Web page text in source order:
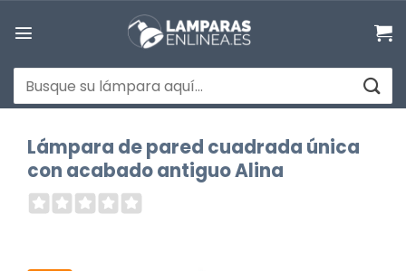
Buscar
por:
Lámpara de pared cuadrada única
con acabado antiguo Alina